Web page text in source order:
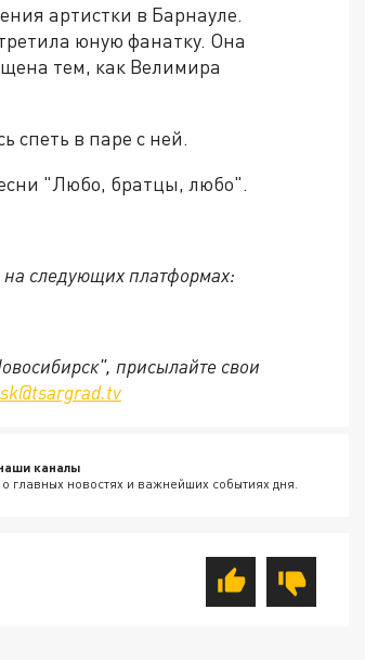
артистки в Барнауле.
юную фанатку. Она
тем, как Велимира
спеть в паре с ней.
"Любо, братцы, любо".
на следующих платформах:
присылайте свои
каналы
главных новостях и важнейших событиях дня.